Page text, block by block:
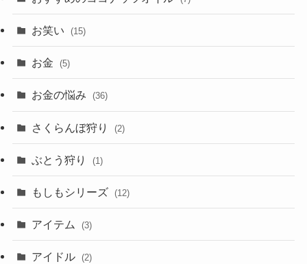
お笑い (15)
お金 (5)
お金の悩み (36)
さくらんぼ狩り (2)
ぶとう狩り (1)
もしもシリーズ (12)
アイテム (3)
アイドル (2)